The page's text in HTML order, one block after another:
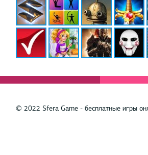
© 2022 Sfera Game - бесплатные игры